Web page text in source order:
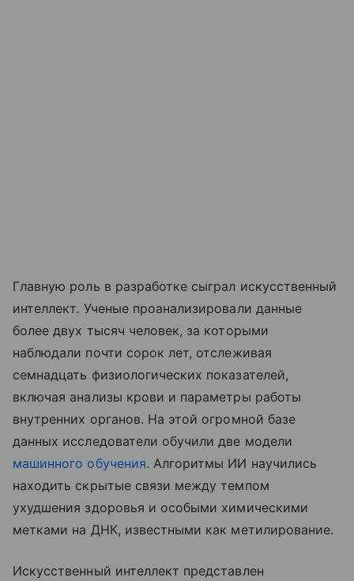
Главную роль в разработке сыграл искусственный
интеллект. Ученые проанализировали данные
более двух тысяч человек, за которыми
наблюдали почти сорок лет, отслеживая
семнадцать физиологических показателей,
включая анализы крови и параметры работы
внутренних органов. На этой огромной базе
данных исследователи обучили две модели
машинного обучения. Алгоритмы ИИ научились
находить скрытые связи между темпом
ухудшения здоровья и особыми химическими
метками на ДНК, известными как метилирование.
Искусственный интеллект представлен